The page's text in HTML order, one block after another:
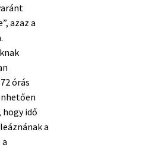
azaz a
órás
idő
a